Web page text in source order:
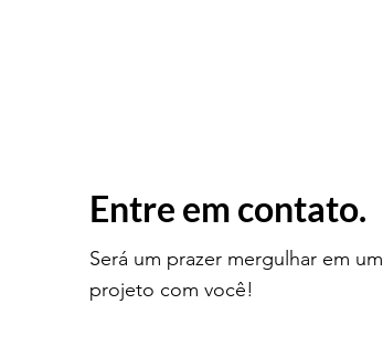
Entre em contato.
Será um prazer mergulhar em um
projeto com você!